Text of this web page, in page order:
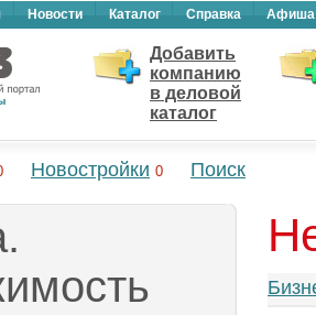
Новости Каталог Справка Афиша
Добавить
компанию
в деловой
каталог
Новостройки 0 Поиск